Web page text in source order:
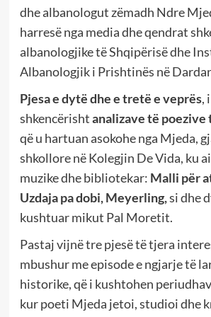
dhe albanologut zëmadh Ndre
harresë nga media dhe qendrat
albanologjike të Shqipërisë dhe
Albanologjik i Prishtinës në
Pjesa e dytëdhe e tretë e veprës,
shkencërishtanalizave të poezive
që u hartuan asokohe nga Mjeda,
shkollore në Kolegjin De Vida, ku
muzike dhe bibliotekar: Malli për
Uzdaja pa dobi, Meyerling,si dhe
kushtuar mikut Pal Moretit.
Pastaj vijnë tre pjesë të tjera
mbushur me episode e ngjarje të
historike, që i kushtohen
kur poeti Mjeda jetoi, studioi dhe